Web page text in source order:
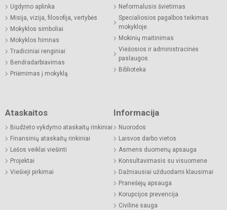
Ugdymo aplinka
Misija, vizija, filosofija, vertybės
Mokyklos simboliai
Mokyklos himnas
Tradiciniai renginiai
Bendradarbiavimas
Priėmimas į mokyklą
Neformalusis švietimas
Specialiosios pagalbos teikimas
mokykloje
Mokinių maitinimas
Viešosios ir administracinės
paslaugos
Biblioteka
Ataskaitos
Biudžeto vykdymo ataskaitų rinkiniai
Finansinių ataskaitų rinkiniai
Lėšos veiklai viešinti
Projektai
Viešieji pirkimai
Informacija
Nuorodos
Laisvos darbo vietos
Asmens duomenų apsauga
Konsultavimasis su visuomene
Dažniausiai užduodami klausimai
Pranešėjų apsauga
Korupcijos prevencija
Civilinė sauga